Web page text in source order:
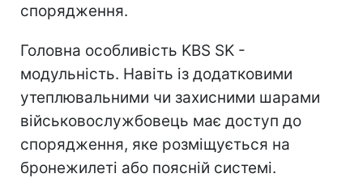
спорядження.
Головна особливість KBS SK -
модульність. Навіть із додатковими
утеплювальними чи захисними шарами
військовослужбовець має доступ до
спорядження, яке розміщується на
бронежилеті або поясній системі.